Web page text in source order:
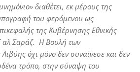
διαθέτει, εκ μέρους της
του φερόμενου ως
της Κυβέρνησης Εθνικής
αλ Σαράζ. Η Βουλή των
όχι μόνο δεν συναίνεσε και δεν
τρόπο, στην σύναψη του